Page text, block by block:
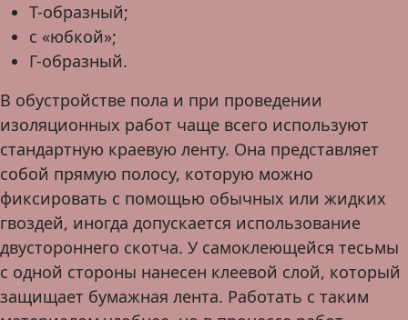
Т-образный;
с «юбкой»;
Г-образный.
В обустройстве пола и при проведении
изоляционных работ чаще всего используют
стандартную краевую ленту. Она представляет
собой прямую полосу, которую можно
фиксировать с помощью обычных или жидких
гвоздей, иногда допускается использование
двустороннего скотча. У самоклеющейся тесьмы
с одной стороны нанесен клеевой слой, который
защищает бумажная лента. Работать с таким